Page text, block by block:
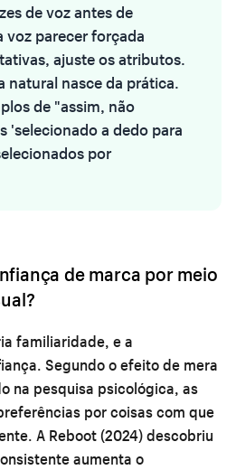
de voz antes de
voz parecer forçada
ajuste os atributos.
natural nasce da prática.
de "assim, não
'selecionado a dedo para
por
de marca por meio
familiaridade, e a
Segundo o efeito de mera
na pesquisa psicológica, as
por coisas com que
A Reboot (2024) descobriu
aumenta o